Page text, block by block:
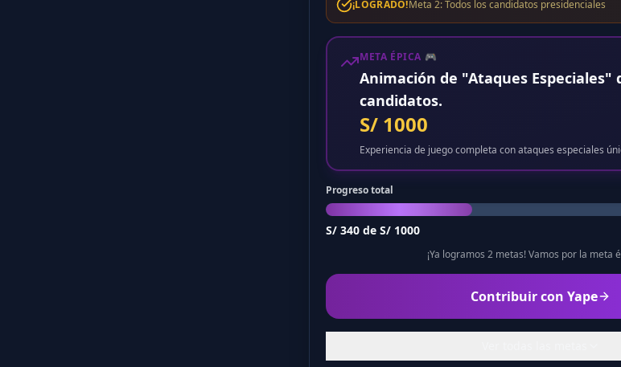
¡LOGRADO!Meta 2: Todos los candidatos presidenciales
META ÉPICA 🎮
Animación de "Ataques Especiales"
candidatos.
S/ 1000
Experiencia de juego completa con ataques especiales
Progreso total
S/ 340 de S/ 1000
¡Ya logramos 2 metas! Vamos por la meta
Contribuir con Yape